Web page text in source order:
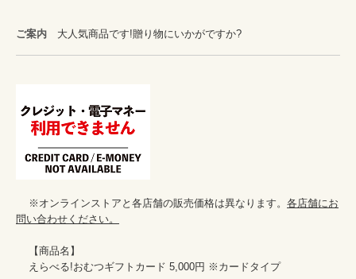
ご案内 大人気商品です!贈り物にいかがですか?
    ※オンラインストアと各店舗の販売価格は異なります。
各店舗にお
問い合わせください。